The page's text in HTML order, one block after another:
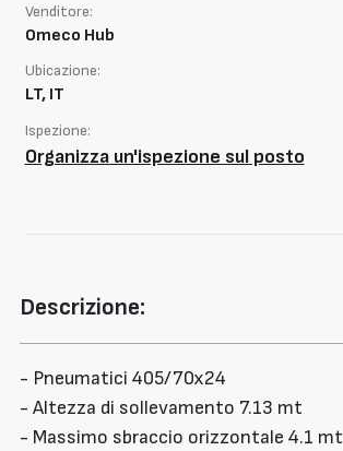
Descrizione:
- Pneumatici 405/70x24
- Altezza di sollevamento 7.13 mt
- Massimo sbraccio orizzontale 4.1 mt
Venditore:
Omeco Hub
Ubicazione:
LT, IT
Ispezione:
Organizza un'ispezione sul posto